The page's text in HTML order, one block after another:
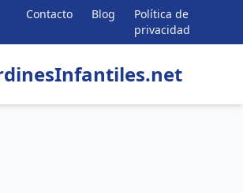
Contacto Blog
Política de
privacidad